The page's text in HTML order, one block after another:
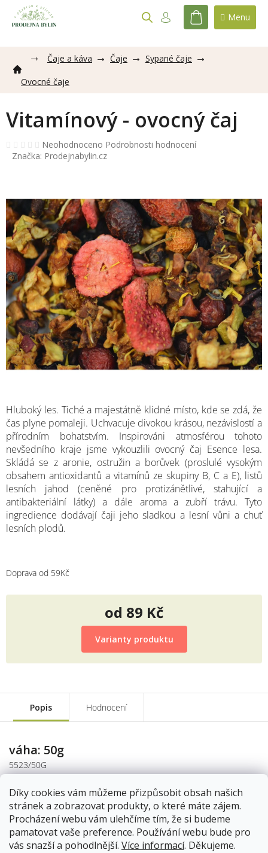
Díky cookies vám můžeme přizpůsobit obsah našich
stránek a zobrazovat produkty, o které máte zájem.
Procházení webu vám ulehčíme tím, že si budeme
pamatovat vaše preference. Používání webu bude pro
vás snazší a pohodlnější. Více informací. Děkujeme.
obsah
NÁKUPNÍ
Čaje a káva Čaje Sypané čaje
Ovocné čaje
Vitamínový - ovocný čaj
Průměrné
hodnocení
z
5
hvězdiček.
Neohodnoceno Podrobnosti hodnocení
Značka: Prodejnabylin.cz
Hluboký les. Tiché a majestátně klidné místo, kde se zdá, že
čas plyne pomaleji. Uchvacuje divokou krásou, nezávislostí a
přírodním bohatstvím. Inspirováni atmosférou tohoto
nevšedního kraje jsme vykouzlili ovocný čaj Esence lesa.
Skládá se z aronie, ostružin a borůvek (proslulé vysokým
obsahem antioxidantů a vitamínů ze skupiny B, C a E), listů
lesních jahod (ceněné pro protizánětlivé, stahující a
antibakteriální látky) a dále aroma a zubří trávu. Tyto
ingredience dodávají čaji jeho sladkou a lesní vůni a chuť
lesních plodů.
Doprava od 59Kč
od 89 Kč
Měrná
cena:
Varianty produktu
Popis Hodnocení
váha: 50g
5523/50G
89 Kč
Do košíku